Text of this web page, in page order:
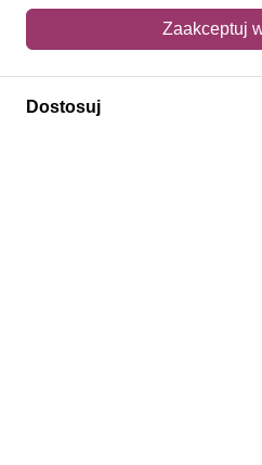
Mój koszyk
Adres dostawy
Polecamy
Zaakceptuj
Dostosuj